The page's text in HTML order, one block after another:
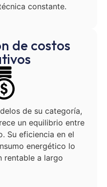
constante.
de costos
de su categoría,
un equilibrio entre
Su eficiencia en el
energético lo
rentable a largo